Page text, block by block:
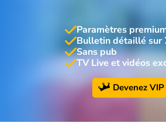
Paramètres
Bulletin détaillé sur
Sans pub
TV Live et vidéos
Devenez VIP